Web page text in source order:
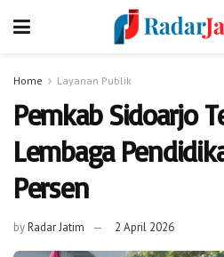
Home Layanan Publik
Pemkab Sidoarjo
Lembaga
Persen
byRadar Jatim 2 April 2026